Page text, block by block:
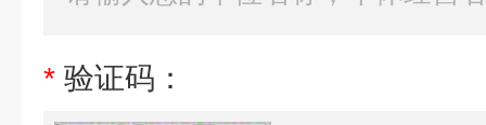
* 验证码：